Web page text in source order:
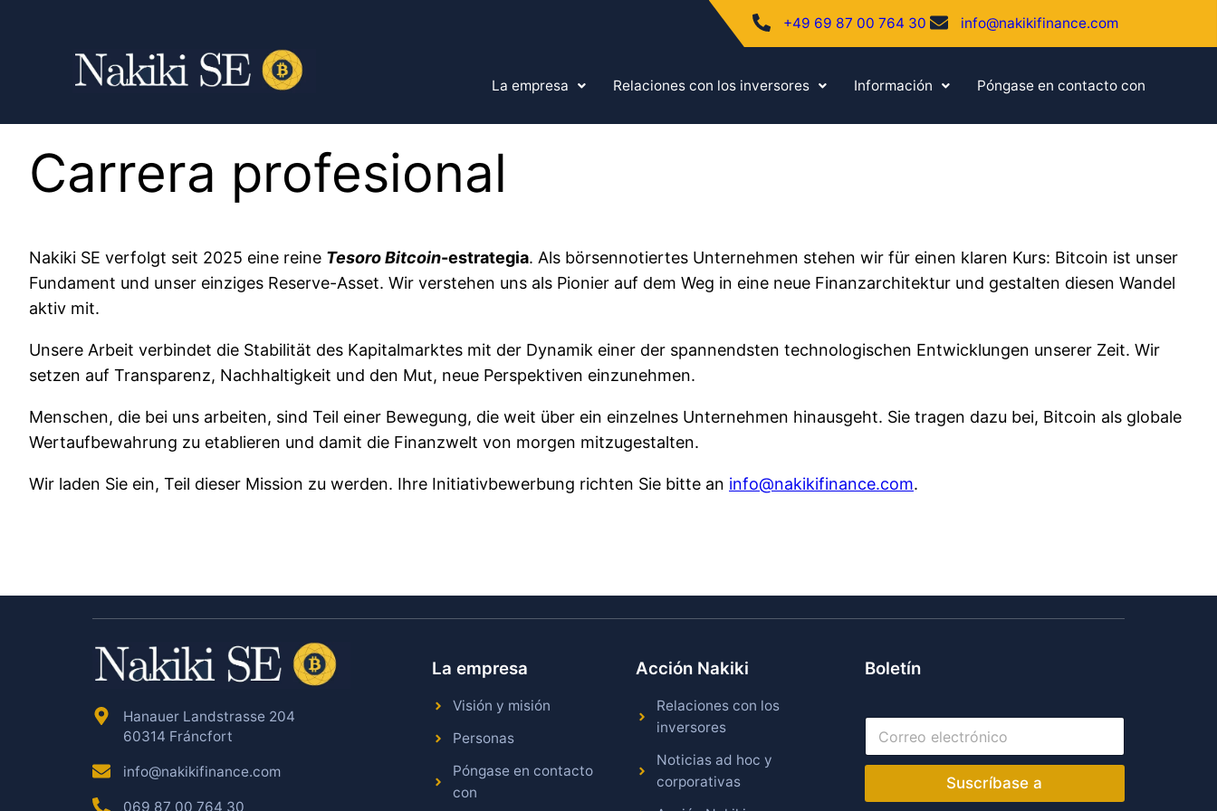
+49 69 87 00 764 30 info@nakikifinance.com
La empresa Relaciones con los inversores Información Póngase en contacto con
Carrera profesional
Nakiki SE verfolgt seit 2025 eine reine Tesoro Bitcoin-estrategia. Als börsennotiertes Unternehmen stehen wir für einen klaren Kurs: Bitcoin ist unser
Fundament und unser einziges Reserve-Asset. Wir verstehen uns als Pionier auf dem Weg in eine neue Finanzarchitektur und gestalten diesen Wandel
aktiv mit.
Unsere Arbeit verbindet die Stabilität des Kapitalmarktes mit der Dynamik einer der spannendsten technologischen Entwicklungen unserer Zeit. Wir
setzen auf Transparenz, Nachhaltigkeit und den Mut, neue Perspektiven einzunehmen.
Menschen, die bei uns arbeiten, sind Teil einer Bewegung, die weit über ein einzelnes Unternehmen hinausgeht. Sie tragen dazu bei, Bitcoin als globale
Wertaufbewahrung zu etablieren und damit die Finanzwelt von morgen mitzugestalten.
Wir laden Sie ein, Teil dieser Mission zu werden. Ihre Initiativbewerbung richten Sie bitte an info@nakikifinance.com.
Hanauer Landstrasse 204
60314 Fráncfort
info@nakikifinance.com
069 87 00 764 30
La empresa
Visión y misión
Personas
Póngase en contacto
con
Acción Nakiki
Relaciones con los
inversores
Noticias ad hoc y
corporativas
Boletín
C
r
Suscríbase a